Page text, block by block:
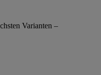
Varianten –